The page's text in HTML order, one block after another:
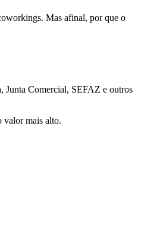
Mas afinal, por que o
Junta Comercial, SEFAZ e outros
valor mais alto.